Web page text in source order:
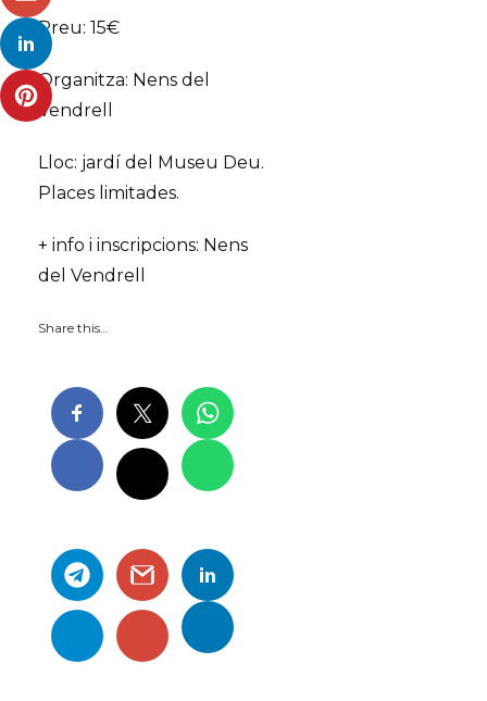
Preu: 15€
Organitza: Nens del
Vendrell
Lloc: jardí del Museu Deu.
Places limitades.
+ info i inscripcions: Nens
del Vendrell
Share this…